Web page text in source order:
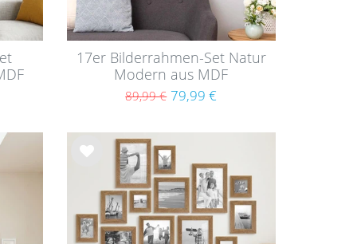
17er Bilderrahmen-Set Natur
Modern aus MDF
89,99 € 79,99 €